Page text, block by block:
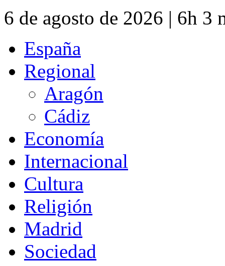
6 de agosto de 2026 | 6h 3
España
Regional
Aragón
Cádiz
Economía
Internacional
Cultura
Religión
Madrid
Sociedad